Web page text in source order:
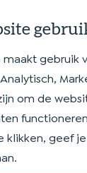
gebruik
om de
klikken, geef
Z
o
e
k
e
n
M
e
n
u